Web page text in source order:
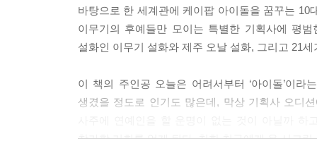
바탕으로 한 세계관에 케이팝 아이돌을 꿈꾸는
이무기의 후예들만 모이는 특별한 기획사에 평
설화인 이무기 설화와 제주 오날 설화, 그리고 21
이 책의 주인공 오늘은 어려서부터 ‘아이돌’이
생겼을 정도로 인기도 많은데, 막상 기획사 오디
참가할 기회를 얻게 된다. 친한 친구에게 온 시크